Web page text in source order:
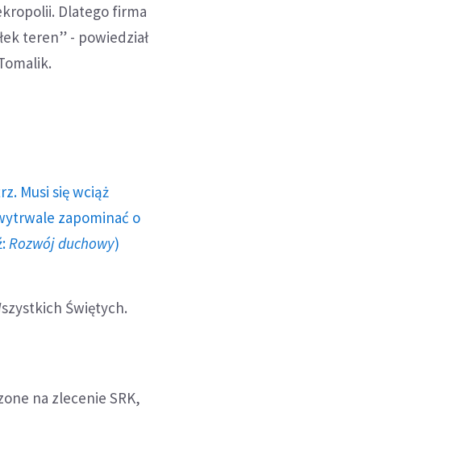
Dlatego firma
teren” - powiedział
Musi się wciąż
zapominać o
Rozwój duchowy)
Świętych.
na zlecenie SRK,